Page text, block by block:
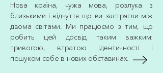
Нова країна, чужа мова, розлука з
близькими і відчуття що ви застрягли між
двома світами. Ми працюємо з тим, що
робить цей досвід таким важким:
тривогою, втратою ідентичності і
пошуком себе в нових обставинах.